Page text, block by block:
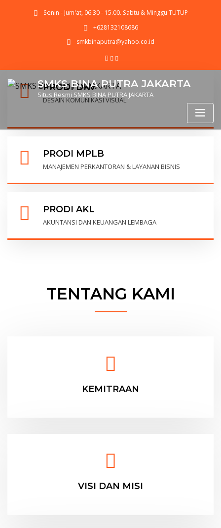
Senin - Jum'at, 06.30 - 15.00. Sabtu & Minggu TUTUP
+628132108686
smkbinaputra@yahoo.co.id
SMKS BINA PUTRA JAKARTA
Situs Resmi SMKS BINA PUTRA JAKARTA
PRODI DKV
DESAIN KOMUNIKASI VISUAL
PRODI MPLB
MANAJEMEN PERKANTORAN & LAYANAN BISNIS
PRODI AKL
AKUNTANSI DAN KEUANGAN LEMBAGA
TENTANG KAMI
KEMITRAAN
VISI DAN MISI